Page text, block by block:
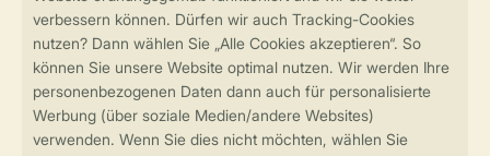
Sicher und schnell zur Online-Buchung
Sichere Datenübertragung
Sicheres Bezahlen